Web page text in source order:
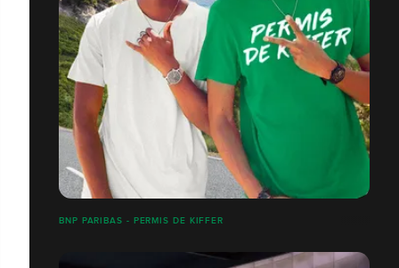
BNP PARIBAS - PERMIS DE KIFFER